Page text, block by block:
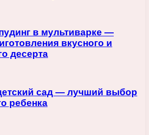
в мультиварке —
вкусного и
десерта
сад — лучший выбор
ребенка